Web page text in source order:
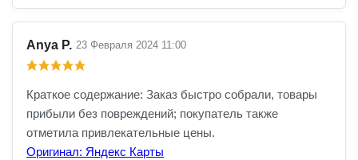
Anya P. 23 Февраля 2024 11:00
Краткое содержание: Заказ быстро собрали, товары
прибыли без повреждений; покупатель также
отметила привлекательные цены.
Оригинал: Яндекс Карты